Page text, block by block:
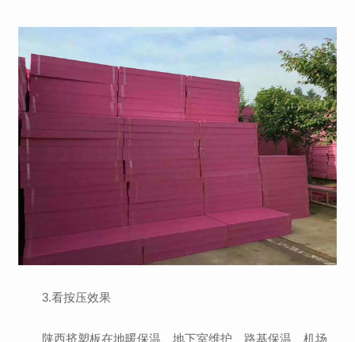
3.看按压效果
陕西挤塑板在地暖保温、地下室维护、路基保温、机场